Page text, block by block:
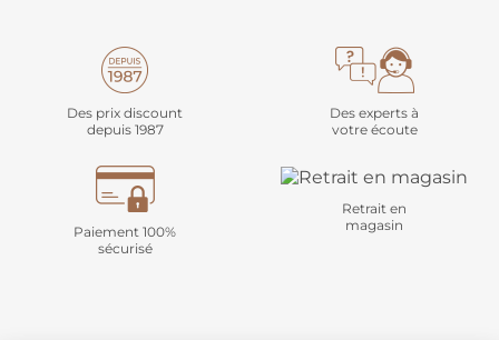
Des prix discount
depuis 1987
Des experts à
votre écoute
Paiement 100%
sécurisé
Retrait en
magasin